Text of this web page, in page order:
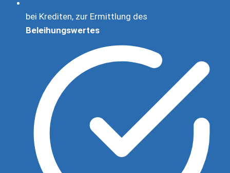
bei Krediten, zur Ermittlung des
Beleihungswertes